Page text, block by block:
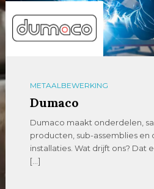
METAALBEWERKING
Dumaco
Dumaco maakt onderdelen,
producten, sub-assemblies en
installaties. Wat drijft ons? Dat
[…]